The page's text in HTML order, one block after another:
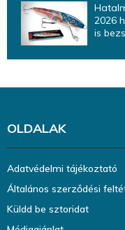
2026
is
OLDALAK
Adatvédelmi tájékoztató
Általános szerződési
Küldd be sztoridat